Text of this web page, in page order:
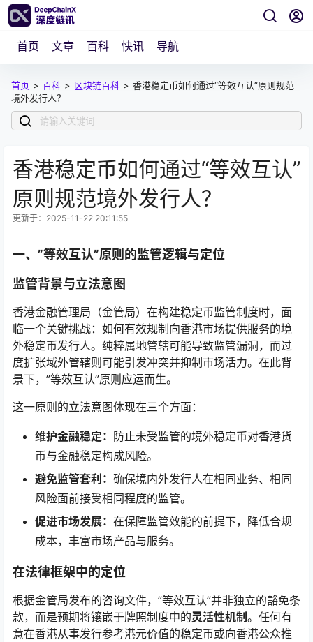
首页 文章 百科 快讯 导航
首页 > 百科 > 区块链百科 > 香港稳定币如何通过“等效互认”原则规范
境外发行人？
香港稳定币如何通过“等效互认”
原则规范境外发行人？
更新于：2025-11-22 20:11:55
一、”等效互认”原则的监管逻辑与定位
监管背景与立法意图
香港金融管理局（金管局）在构建稳定币监管制度时，面
临一个关键挑战：如何有效规制向香港市场提供服务的境
外稳定币发行人。纯粹属地管辖可能导致监管漏洞，而过
度扩张域外管辖则可能引发冲突并抑制市场活力。在此背
景下，”等效互认”原则应运而生。
这一原则的立法意图体现在三个方面：
维护金融稳定： 防止未受监管的境外稳定币对香港货
币与金融稳定构成风险。
避免监管套利： 确保境内外发行人在相同业务、相同
风险面前接受相同程度的监管。
促进市场发展： 在保障监管效能的前提下，降低合规
成本，丰富市场产品与服务。
在法律框架中的定位
根据金管局发布的咨询文件，”等效互认”并非独立的豁免条
款，而是预期将镶嵌于牌照制度中的灵活性机制 。任何有
意在香港从事发行参考港元价值的稳定币或向香港公众推